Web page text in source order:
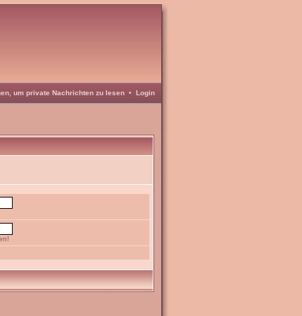
um private Nachrichten zu lesen • Login